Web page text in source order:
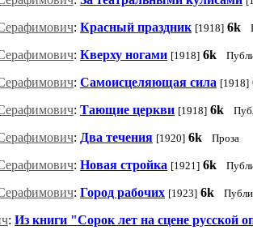
: Красный праздник [1918] 6k
: Кверху ногами [1918] 6k
: Самоисцеляющая сила [1918]
: Тающие церкви [1918] 6k
: Два течения [1920] 6k Проза
: Новая стройка [1921] 6k
: Город рабочих [1923] 6k
: Из книги "Сорок лет на сцене русской